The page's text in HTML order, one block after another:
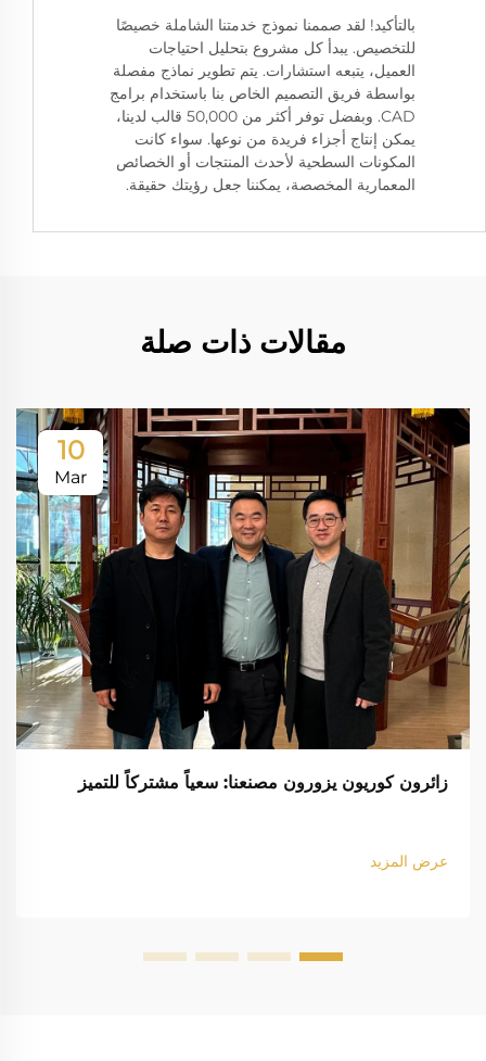
بالتأكيد! لقد صممنا نموذج خدمتنا الشاملة خصيصًا
للتخصيص. يبدأ كل مشروع بتحليل احتياجات
العميل، يتبعه استشارات. يتم تطوير نماذج مفصلة
بواسطة فريق التصميم الخاص بنا باستخدام برامج
CAD. وبفضل توفر أكثر من 50,000 قالب لدينا،
يمكن إنتاج أجزاء فريدة من نوعها. سواء كانت
المكونات السطحية لأحدث المنتجات أو الخصائص
المعمارية المخصصة، يمكننا جعل رؤيتك حقيقة.
مقالات ذات صلة
10
Mar
زائرون كوريون يزورون مصنعنا: سعياً مشتركاً للتميز
عرض المزيد